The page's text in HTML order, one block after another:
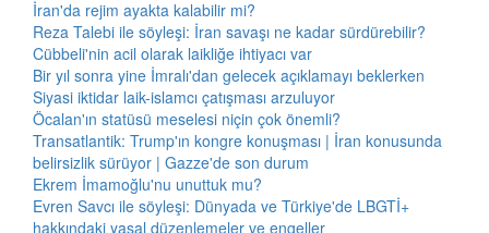
İran'da rejim ayakta kalabilir mi?
Reza Talebi ile söyleşi: İran savaşı ne kadar sürdürebilir?
Cübbeli'nin acil olarak laikliğe ihtiyacı var
Bir yıl sonra yine İmralı'dan gelecek açıklamayı beklerken
Siyasi iktidar laik-islamcı çatışması arzuluyor
Öcalan'ın statüsü meselesi niçin çok önemli?
Transatlantik: Trump'ın kongre konuşması | İran konusunda
belirsizlik sürüyor | Gazze'de son durum
Ekrem İmamoğlu'nu unuttuk mu?
Evren Savcı ile söyleşi: Dünyada ve Türkiye'de LBGTİ+
hakkındaki yasal düzenlemeler ve engeller